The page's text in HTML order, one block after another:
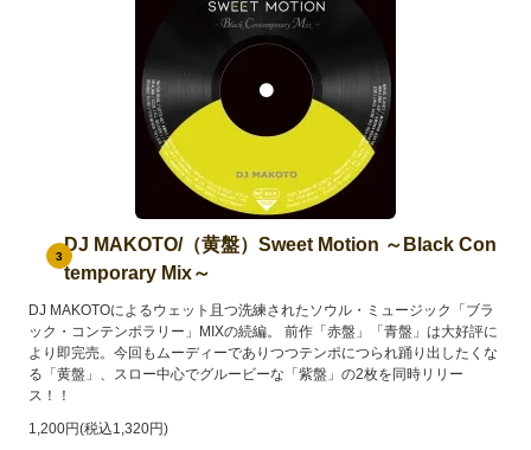
3
DJ MAKOTO/（黄盤）Sweet Motion ～Black Con
temporary Mix～
DJ MAKOTOによるウェット且つ洗練されたソウル・ミュージック「ブラ
ック・コンテンポラリー」MIXの続編。 前作「赤盤」「青盤」は大好評に
より即完売。今回もムーディーでありつつテンポにつられ踊り出したくな
る「黄盤」、スロー中心でグルービーな「紫盤」の2枚を同時リリー
ス！！
1,200円(税込1,320円)